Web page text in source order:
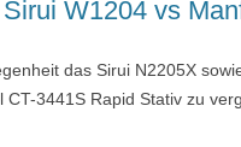
W1204 vs
das Sirui N2205X
CT-3441S Rapid Stativ zu